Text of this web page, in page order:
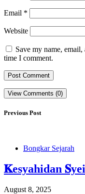
Email *
Website
Save my name,
time I comment.
View Comments (0)
Previous Post
Bongkar Sejarah
𝐊esyahidan
August 8, 2025